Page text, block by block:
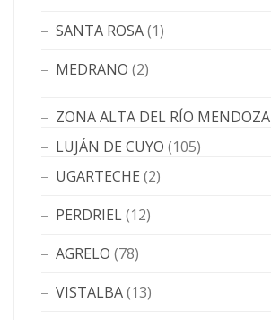
SANTA ROSA(1)
MEDRANO (2)
ZONA ALTA DEL RÍO MENDOZA
LUJÁN DE CUYO (105)
UGARTECHE (2)
PERDRIEL(12)
AGRELO (78)
VISTALBA(13)